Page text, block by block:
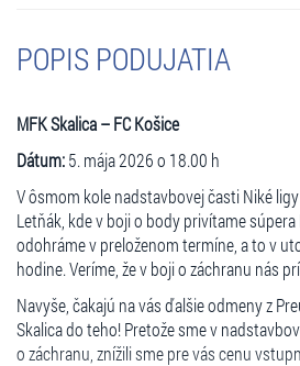
POPIS PODUJATIA
MFK Skalica – FC Košice
Dátum:5. mája 2026 o 18.00 h
V ôsmom kole nadstavbovej časti Niké
Letňák, kde v boji o body privítame súpera
odohráme v preloženom termíne, a to v
hodine. Veríme, že v boji o záchranu nás
Navyše, čakajú na vás ďalšie odmeny z
Skalica do teho! Pretože sme v
o záchranu, znížili sme pre vás cenu